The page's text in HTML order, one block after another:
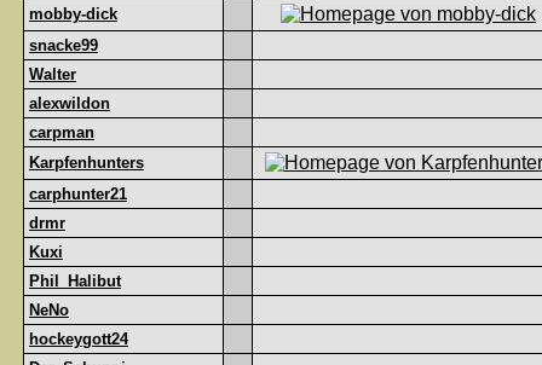
mobby-dick
snacke99
Walter
alexwildon
carpman
Karpfenhunters
carphunter21
drmr
Kuxi
Phil_Halibut
NeNo
hockeygott24